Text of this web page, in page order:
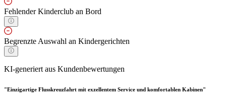
Fehlender Kinderclub an Bord
Begrenzte Auswahl an Kindergerichten
KI-generiert aus Kundenbewertungen
"Einzigartige Flusskreuzfahrt mit exzellentem Service und komfortablen Kabinen"